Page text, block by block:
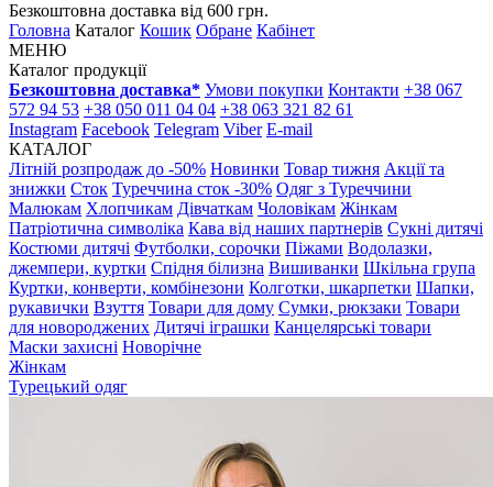
Безкоштовна доставка від 600 грн.
Головна Каталог Кошик Обране Кабінет
МЕНЮ
Каталог продукції
Безкоштовна доставка* Умови покупки Контакти +38 067
572 94 53 +38 050 011 04 04 +38 063 321 82 61
Instagram Facebook Telegram Viber E-mail
КАТАЛОГ
Літній розпродаж до -50% Новинки Товар тижня Акції та
знижки Сток Туреччина сток -30% Одяг з Туреччини
Малюкам Хлопчикам Дівчаткам Чоловікам Жінкам
Патріотична символіка Кава від наших партнерів Сукні дитячі
Костюми дитячі Футболки, сорочки Піжами Водолазки,
джемпери, куртки Спідня білизна Вишиванки Шкільна група
Куртки, конверти, комбінезони Колготки, шкарпетки Шапки,
рукавички Взуття Товари для дому Сумки, рюкзаки Товари
для новороджених Дитячі іграшки Канцелярські товари
Маски захисні Новорічне
Жінкам
Турецький одяг